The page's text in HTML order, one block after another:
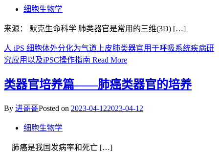
细胞生物学
来源： 默克生命科学 肺类器官是常用的三维(3D) […]
人 iPS 细胞体外分化为气道上皮肺类器官用于呼吸系统疾病研
究应用以及iPSC操作指南 Read More
类器官培养篇——肺癌类器官的培养
By 进哥哥Posted on 2023-04-122023-04-12
细胞生物学
肺癌是我国发病率和死亡 […]